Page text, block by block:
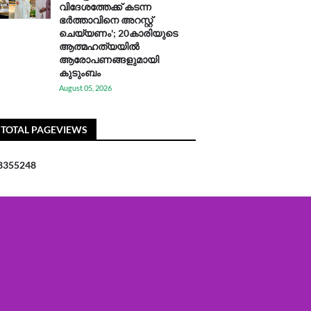
വിദേശത്തേക്ക് കടന്ന
ഭർത്താവിനെ അറസ്റ്റ്
ചെയ്യണം'; 20കാരിയുടെ
ആത്മഹത്യയിൽ
ആരോപണങ്ങളുമായി
കുടുംബം
August 05, 2026
TOTAL PAGEVIEWS
355248